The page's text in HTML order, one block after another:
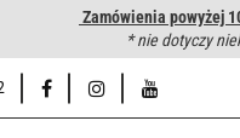
Zamówienia powyżej
* nie dotyczy
węży hydraulicznych